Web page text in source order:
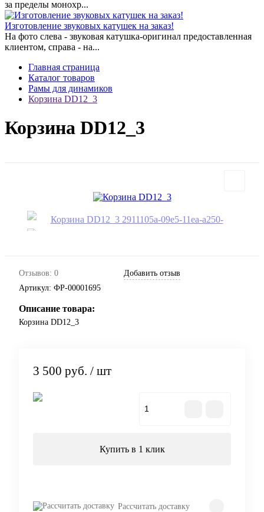
за пределы монохр...
Изготовление звуковых катушек на заказ!
На фото слева - звуковая катушка-оригинал предоставленная
клиентом, справа - на...
Главная страница
Каталог товаров
Рамы для динамиков
Корзина DD12_3
Корзина DD12_3
Отзывов: 0
Добавить отзыв
Артикул: ФР-00001695
Описание товара:
Корзина DD12_3
3 500 руб. / шт
Купить в 1 клик
Рассчитать доставку